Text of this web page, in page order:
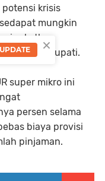
potensi krisis
mungkin
kata bupati.
super mikro ini
persen selama
biaya provisi
pinjaman.
×
UPDATE